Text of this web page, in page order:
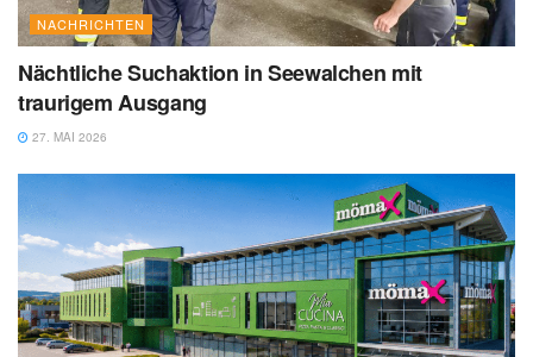
NACHRICHTEN
Nächtliche Suchaktion in Seewalchen mit
traurigem Ausgang
27. MAI 2026